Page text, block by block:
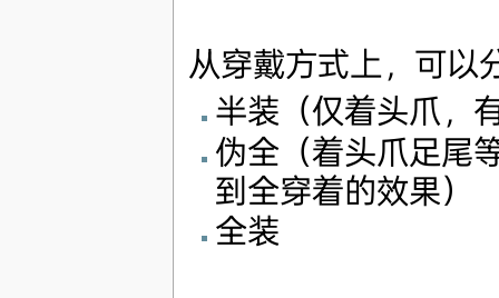
从穿戴方式上，可以
半装（仅着头爪，
伪全（着头爪足尾
到全穿着的效果）
全装